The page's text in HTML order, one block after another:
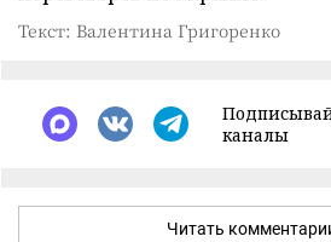
Текст: Валентина Григоренко
каналы
Читать